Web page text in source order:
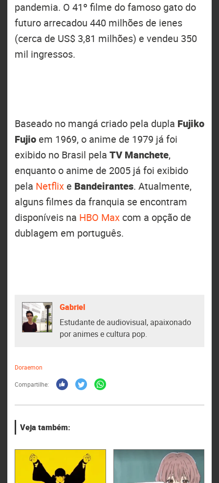
pandemia. O 41º filme do famoso gato do
futuro arrecadou 440 milhões de ienes
(cerca de US$ 3,81 milhões) e vendeu 350
mil ingressos.
Baseado no mangá criado pela dupla Fujiko
Fujio em 1969, o anime de 1979 já foi
exibido no Brasil pela TV Manchete,
enquanto o anime de 2005 já foi exibido
pela Netflix e Bandeirantes. Atualmente,
alguns filmes da franquia se encontram
disponíveis na HBO Max com a opção de
dublagem em português.
Gabriel
Estudante de audiovisual, apaixonado
por animes e cultura pop.
Doraemon
Compartilhe:
Veja também: